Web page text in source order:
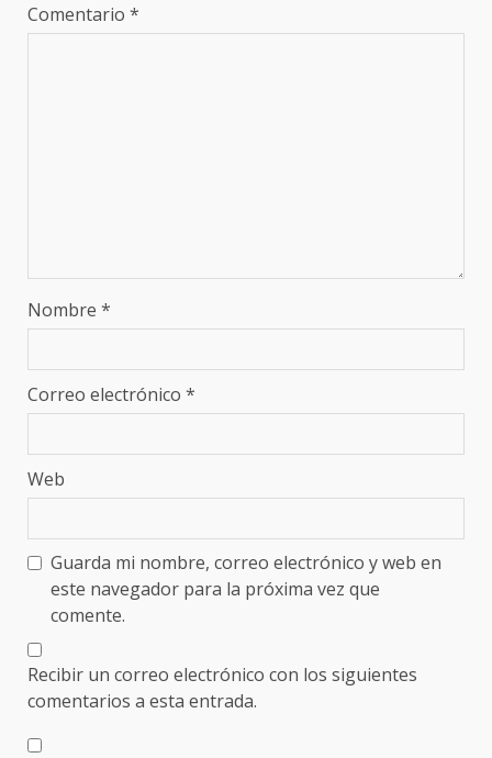
Comentario *
Nombre *
Correo electrónico *
Web
Guarda mi nombre, correo electrónico y web en
este navegador para la próxima vez que
comente.
Recibir un correo electrónico con los siguientes
comentarios a esta entrada.